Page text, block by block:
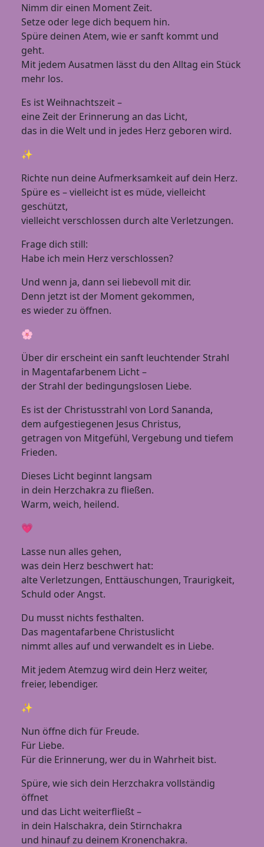
Nimm dir einen Moment Zeit.
Setze oder lege dich bequem hin.
Spüre deinen Atem, wie er sanft kommt und
geht.
Mit jedem Ausatmen lässt du den Alltag ein Stück
mehr los.
Es ist Weihnachtszeit –
eine Zeit der Erinnerung an das Licht,
das in die Welt und in jedes Herz geboren wird.
✨
Richte nun deine Aufmerksamkeit auf dein Herz.
Spüre es – vielleicht ist es müde, vielleicht
geschützt,
vielleicht verschlossen durch alte Verletzungen.
Frage dich still:
Habe ich mein Herz verschlossen?
Und wenn ja, dann sei liebevoll mit dir.
Denn jetzt ist der Moment gekommen,
es wieder zu öffnen.
🌸
Über dir erscheint ein sanft leuchtender Strahl
in Magentafarbenem Licht –
der Strahl der bedingungslosen Liebe.
Es ist der Christusstrahl von Lord Sananda,
dem aufgestiegenen Jesus Christus,
getragen von Mitgefühl, Vergebung und tiefem
Frieden.
Dieses Licht beginnt langsam
in dein Herzchakra zu fließen.
Warm, weich, heilend.
💗
Lasse nun alles gehen,
was dein Herz beschwert hat:
alte Verletzungen, Enttäuschungen, Traurigkeit,
Schuld oder Angst.
Du musst nichts festhalten.
Das magentafarbene Christuslicht
nimmt alles auf und verwandelt es in Liebe.
Mit jedem Atemzug wird dein Herz weiter,
freier, lebendiger.
✨
Nun öffne dich für Freude.
Für Liebe.
Für die Erinnerung, wer du in Wahrheit bist.
Spüre, wie sich dein Herzchakra vollständig
öffnet
und das Licht weiterfließt –
in dein Halschakra, dein Stirnchakra
und hinauf zu deinem Kronenchakra.